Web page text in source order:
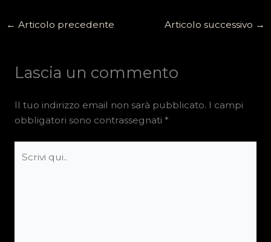
← Articolo precedente Articolo successivo →
Lascia un commento
Il tuo indirizzo email non sarà pubblicato. I campi
obbligatori sono contrassegnati *
qui..